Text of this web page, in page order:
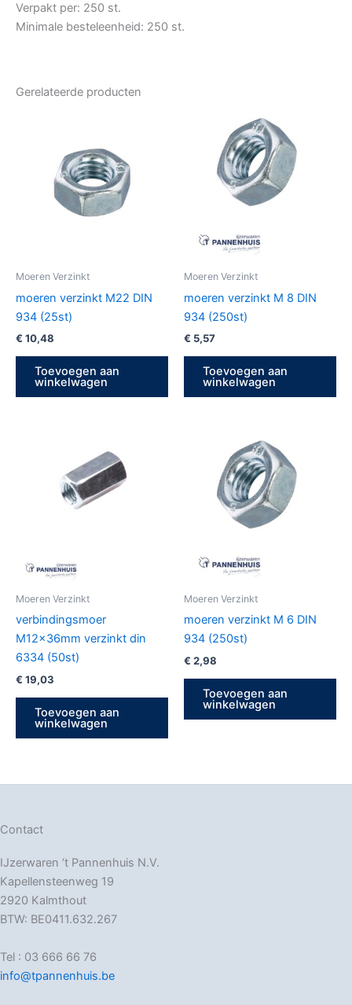
Verpakt per: 250 st.
Minimale besteleenheid: 250 st.
Gerelateerde producten
Moeren Verzinkt
moeren verzinkt M22 DIN
934 (25st)
€ 10,48
Toevoegen aan
winkelwagen
Moeren Verzinkt
moeren verzinkt M 8 DIN
934 (250st)
€ 5,57
Toevoegen aan
winkelwagen
Moeren Verzinkt
verbindingsmoer
M12x36mm verzinkt din
6334 (50st)
€ 19,03
Toevoegen aan
winkelwagen
Moeren Verzinkt
moeren verzinkt M 6 DIN
934 (250st)
€ 2,98
Toevoegen aan
winkelwagen
Contact
IJzerwaren ‘t Pannenhuis N.V.
Kapellensteenweg 19
2920 Kalmthout
BTW: BE0411.632.267
Tel : 03 666 66 76
info@tpannenhuis.be